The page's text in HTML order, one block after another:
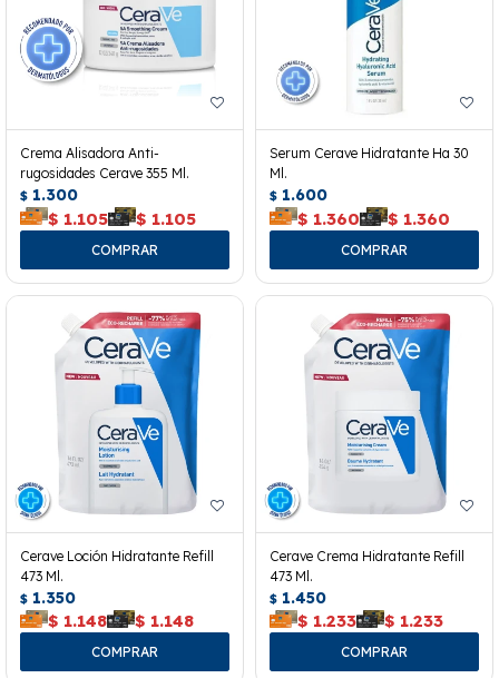
Crema Alisadora Anti-
rugosidades Cerave 355 Ml.
$ 1.300
$ 1.105 $ 1.105
Serum Cerave Hidratante Ha 30
Ml.
$ 1.600
$ 1.360 $ 1.360
Cerave Loción Hidratante Refill
473 Ml.
$ 1.350
$ 1.148 $ 1.148
Cerave Crema Hidratante Refill
473 Ml.
$ 1.450
$ 1.233 $ 1.233